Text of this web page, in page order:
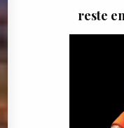
reste